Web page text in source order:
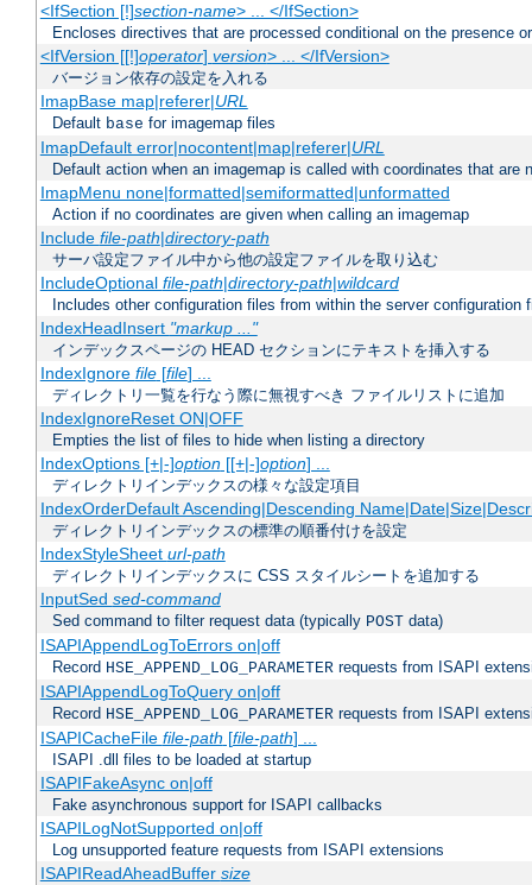
<IfSection [!]section-name> ... </IfSection>
Encloses directives that are processed conditional on the presence
<IfVersion [[!]operator] version> ... </IfVersion>
バージョン依存の設定を入れる
ImapBase map|referer|URL
Default base for imagemap files
ImapDefault error|nocontent|map|referer|URL
Default action when an imagemap is called with coordinates that are
ImapMenu none|formatted|semiformatted|unformatted
Action if no coordinates are given when calling an imagemap
Include file-path|directory-path
サーバ設定ファイル中から他の設定ファイルを取り込む
IncludeOptional file-path|directory-path|wildcard
Includes other configuration files from within the server configuration
IndexHeadInsert "markup ..."
インデックスページの HEAD セクションにテキストを挿入する
IndexIgnore file[file] ...
ディレクトリ一覧を行なう際に無視すべき ファイルリストに追加
IndexIgnoreReset ON|OFF
Empties the list of files to hide when listing a directory
IndexOptions [+|-]option[[+|-]option] ...
ディレクトリインデックスの様々な設定項目
IndexOrderDefault Ascending|Descending
ディレクトリインデックスの標準の順番付けを設定
IndexStyleSheet url-path
ディレクトリインデックスに CSS スタイルシートを追加する
InputSed sed-command
Sed command to filter request data (typically POST data)
ISAPIAppendLogToErrors on|off
Record HSE_APPEND_LOG_PARAMETER requests from ISAPI
ISAPIAppendLogToQuery on|off
Record HSE_APPEND_LOG_PARAMETER requests from ISAPI
ISAPICacheFile file-path [file-path] ...
ISAPI .dll files to be loaded at startup
ISAPIFakeAsync on|off
Fake asynchronous support for ISAPI callbacks
ISAPILogNotSupported on|off
Log unsupported feature requests from ISAPI extensions
ISAPIReadAheadBuffer size